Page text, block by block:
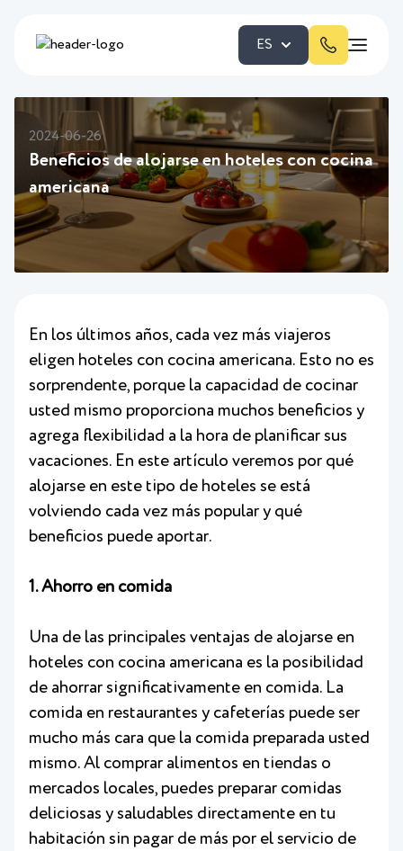
ES
2024-06-26
Beneficios de alojarse en hoteles con cocina
americana
En los últimos años, cada vez más viajeros
eligen hoteles con cocina americana. Esto no es
sorprendente, porque la capacidad de cocinar
usted mismo proporciona muchos beneficios y
agrega flexibilidad a la hora de planificar sus
vacaciones. En este artículo veremos por qué
alojarse en este tipo de hoteles se está
volviendo cada vez más popular y qué
beneficios puede aportar.
1. Ahorro en comida
Una de las principales ventajas de alojarse en
hoteles con cocina americana es la posibilidad
de ahorrar significativamente en comida. La
comida en restaurantes y cafeterías puede ser
mucho más cara que la comida preparada usted
mismo. Al comprar alimentos en tiendas o
mercados locales, puedes preparar comidas
deliciosas y saludables directamente en tu
habitación sin pagar de más por el servicio de